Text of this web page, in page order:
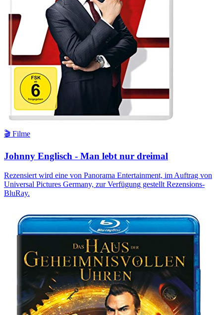
🎬 Filme
Johnny Englisch - Man lebt nur dreimal
Rezensiert wird eine von Panorama Entertainment, im Auftrag von
Universal Pictures Germany, zur Verfügung gestellt Rezensions-
BluRay.